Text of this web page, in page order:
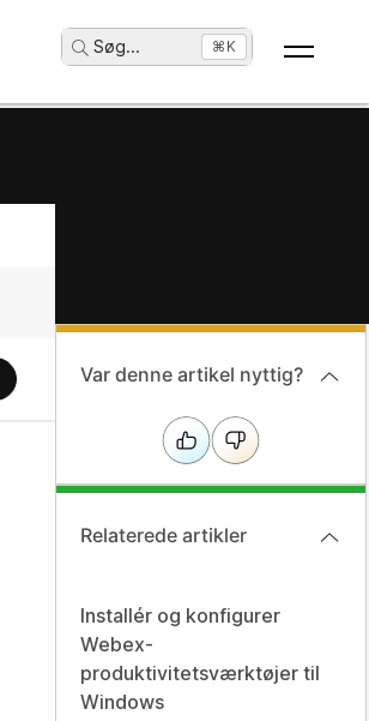
Søg... ⌘K
Var denne artikel nyttig?
Relaterede artikler
Installér og konfigurer
Webex-
produktivitetsværktøjer til
Windows